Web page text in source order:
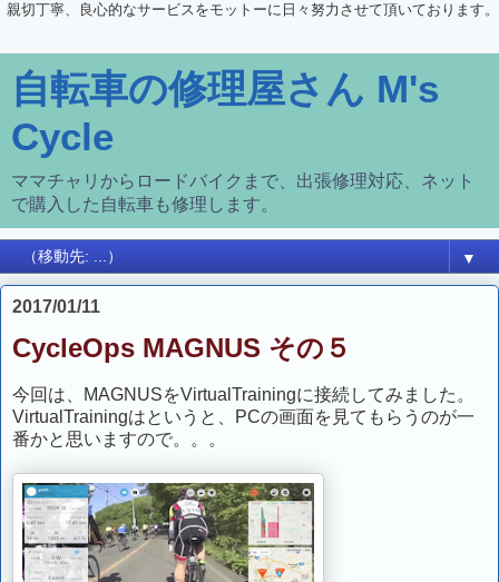
親切丁寧、良心的なサービスをモットーに日々努力させて頂いております。
自転車の修理屋さん M's
Cycle
ママチャリからロードバイクまで、出張修理対応、ネット
で購入した自転車も修理します。
▼
2017/01/11
CycleOps MAGNUS その５
今回は、MAGNUSをVirtualTrainingに接続してみました。
VirtualTrainingはというと、PCの画面を見てもらうのが一
番かと思いますので。。。